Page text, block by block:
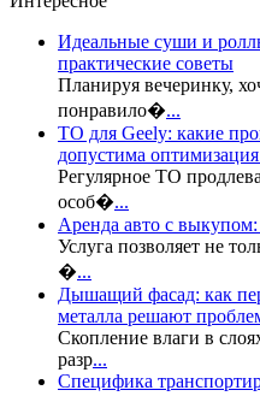
Идеальные суши и
практические советы
Планируя вечеринку,
понравило�...
ТО для Geely: какие
допустима
Регулярное ТО
особ�...
Аренда авто с
Услуга позволяет не
�...
Дышащий фасад: как
металла решают
Скопление влаги в
разр...
Специфика